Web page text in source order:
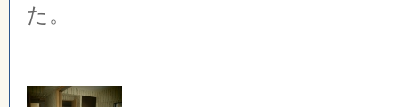
た。